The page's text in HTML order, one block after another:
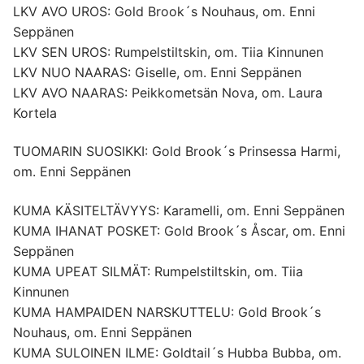
LKV AVO UROS: Gold Brook´s Nouhaus, om. Enni
Seppänen
LKV SEN UROS: Rumpelstiltskin, om. Tiia Kinnunen
LKV NUO NAARAS: Giselle, om. Enni Seppänen
LKV AVO NAARAS: Peikkometsän Nova, om. Laura
Kortela
TUOMARIN SUOSIKKI: Gold Brook´s Prinsessa Harmi,
om. Enni Seppänen
KUMA KÄSITELTÄVYYS: Karamelli, om. Enni Seppänen
KUMA IHANAT POSKET: Gold Brook´s Åscar, om. Enni
Seppänen
KUMA UPEAT SILMÄT: Rumpelstiltskin, om. Tiia
Kinnunen
KUMA HAMPAIDEN NARSKUTTELU: Gold Brook´s
Nouhaus, om. Enni Seppänen
KUMA SULOINEN ILME: Goldtail´s Hubba Bubba, om.